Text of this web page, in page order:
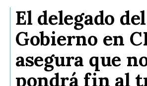
El delegado del
Gobierno en
asegura que
pondrá fin al